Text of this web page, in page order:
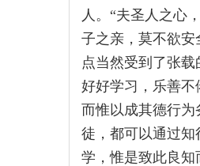
人。“夫圣人之心
子之亲，莫不欲
点当然受到了张
好好学习，乐善不
而惟以成其德行为
徒，都可以通过知
学，惟是致此良